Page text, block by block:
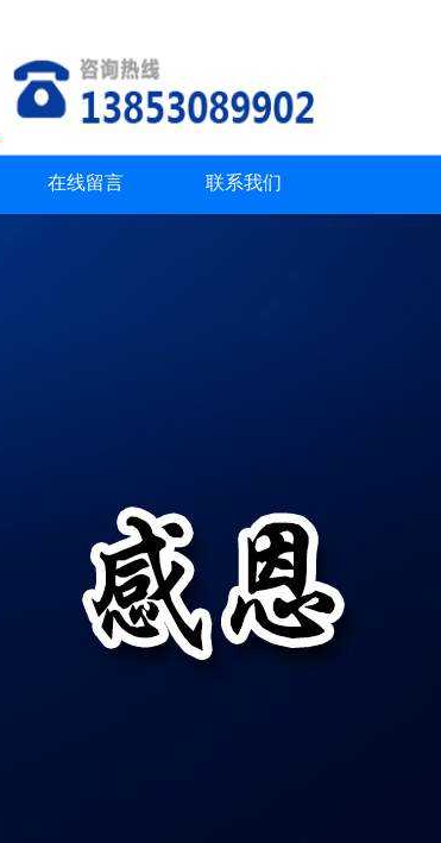
在线留言 联系我们